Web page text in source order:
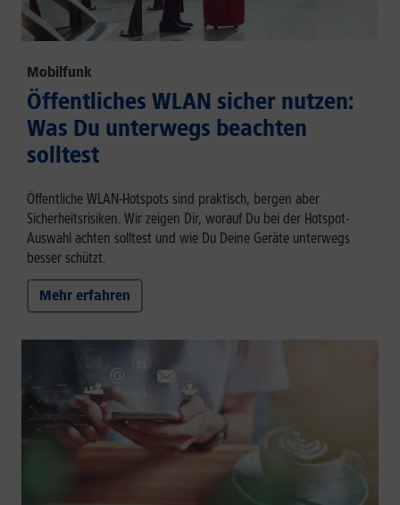
Mobilfunk
Öffentliches WLAN sicher nutzen:
Was Du unterwegs beachten
solltest
Öffentliche WLAN-Hotspots sind praktisch, bergen aber
Sicherheitsrisiken. Wir zeigen Dir, worauf Du bei der Hotspot-
Auswahl achten solltest und wie Du Deine Geräte unterwegs
besser schützt.
Mehr erfahren